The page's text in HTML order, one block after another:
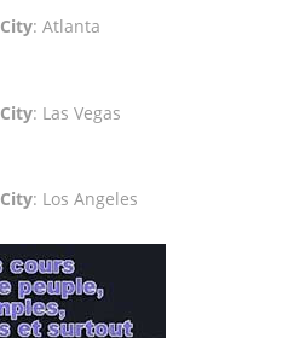
City: Atlanta
City: Las Vegas
City: Los Angeles